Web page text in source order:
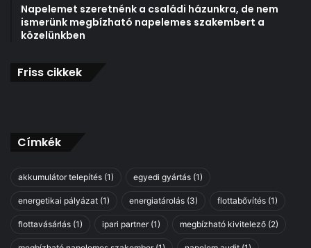
Napelemet szeretnénk a családi házunkra, de nem
ismerünk megbízható napelemes szakembert a
közelünkben
Friss cikkek
Címkék
akkumulátor telepítés (1) egyedi gyártás (1)
energetikai pályázat (1) energiatárolás (3) flottabővítés (1)
flottavásárlás (1) ipari partner(1) megbízható kivitelező (2)